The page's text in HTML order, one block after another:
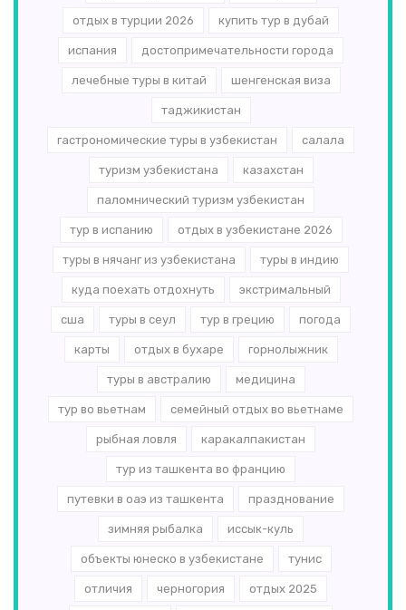
отдых в турции 2026 купить тур в дубай
испания достопримечательности города
лечебные туры в китай шенгенская виза
таджикистан
гастрономические туры в узбекистан салала
туризм узбекистана казахстан
паломнический туризм узбекистан
тур в испанию отдых в узбекистане 2026
туры в нячанг из узбекистана туры в индию
куда поехать отдохнуть экстримальный
сша туры в сеул тур в грецию погода
карты отдых в бухаре горнолыжник
туры в австралию медицина
тур во вьетнам семейный отдых во вьетнаме
рыбная ловля каракалпакистан
тур из ташкента во францию
путевки в оаэ из ташкента празднование
зимняя рыбалка иссык-куль
объекты юнеско в узбекистане тунис
отличия черногория отдых 2025